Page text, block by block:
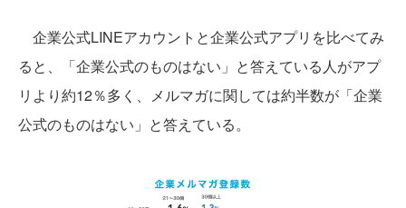
企業公式LINEアカウントと企業公式アプリを比べてみ
ると、「企業公式のものはない」と答えている人がアプ
リより約12％多く、メルマガに関しては約半数が「企業
公式のものはない」と答えている。